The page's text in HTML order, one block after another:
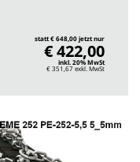
statt € 648,00 jetzt nur
€ 422,00
inkl. 20% MwSt
€ 351,67exkl. MwSt